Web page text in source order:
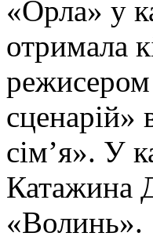
«Орла» у
отримала
сценарій»
сім’я». У
Катажина
«Волинь».